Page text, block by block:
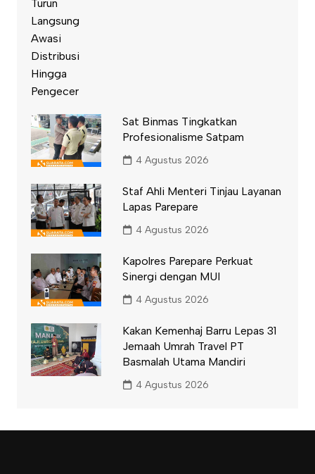
Sat Binmas Tingkatkan
Profesionalisme Satpam
4 Agustus 2026
Staf Ahli Menteri Tinjau Layanan
Lapas Parepare
4 Agustus 2026
Kapolres Parepare Perkuat
Sinergi dengan MUI
4 Agustus 2026
Kakan Kemenhaj Barru Lepas 31
Jemaah Umrah Travel PT
Basmalah Utama Mandiri
4 Agustus 2026